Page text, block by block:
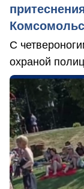
С
охраной